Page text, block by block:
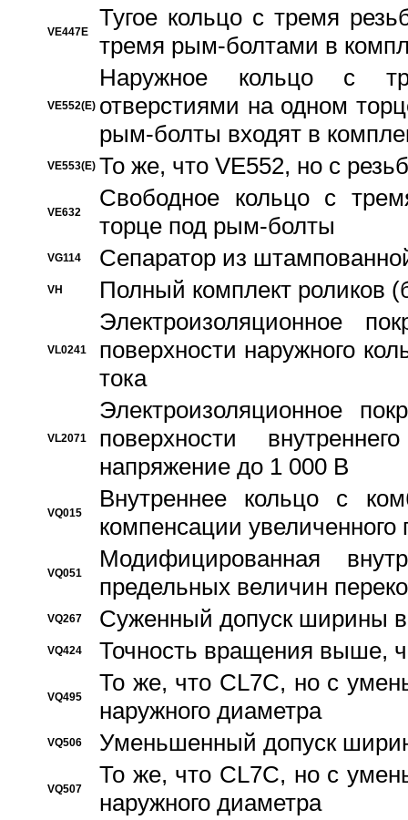
VE447E
Тугое кольцо с тремя
тремя рым-болтами в
VE552(E)
Наружное кольцо с
отверстиями на одном
рым-болты входят в
VE553(E) То же, что VE552, но с
VE632
Свободное кольцо с
торце под рым-болты
VG114 Сепаратор из
VH Полный комплект роликов
VL0241
Электроизоляционное
поверхности наружного
тока
VL2071
Электроизоляционное
поверхности
напряжение до 1 000 В
VQ015
Bнутреннее кольцо с
компенсации увеличенного
VQ051
Модифицированная
предельных величин
VQ267 Суженный допуск ширины
VQ424 Точность вращения выше,
VQ495
То же, что CL7C, но с
наружного диаметра
VQ506 Уменьшенный допуск
VQ507
То же, что CL7C, но с
наружного диаметра